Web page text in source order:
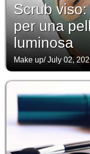
Scrub
per una
luminosa
Make up/July 02,